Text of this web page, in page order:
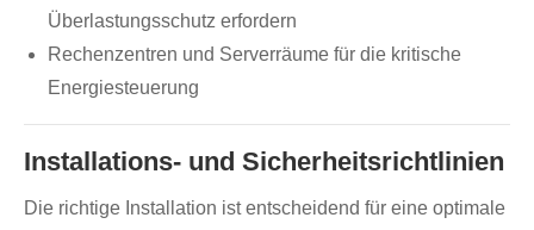
Überlastungsschutz erfordern
Rechenzentren und Serverräume für die kritische
Energiesteuerung
Installations- und Sicherheitsrichtlinien
Die richtige Installation ist entscheidend für eine optimale